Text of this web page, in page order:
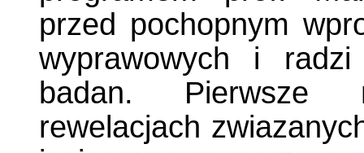
przed pochopnym
wyprawowych i
badan. Pierwsze
rewelacjach